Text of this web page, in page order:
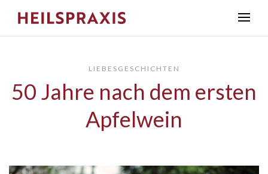
LIEBESGESCHICHTEN
50 Jahre nach dem ersten
Apfelwein